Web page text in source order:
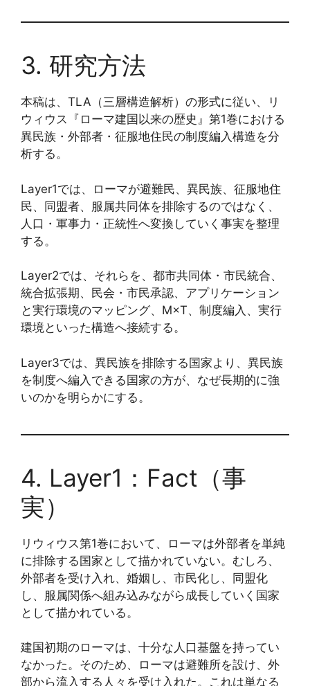
3. 研究方法
本稿は、TLA（三層構造解析）の形式に従い、リ
ウィウス『ローマ建国以来の歴史』第1巻における
異民族・外部者・征服地住民の制度編入構造を分
析する。
Layer1では、ローマが避難民、異民族、征服地住
民、同盟者、服属共同体を排除するのではなく、
人口・軍事力・正統性へ変換していく事実を整理
する。
Layer2では、それらを、都市共同体・市民統合、
統合拡張期、民会・市民承認、アプリケーション
と実行環境のマッピング、M×T、制度編入、実行
環境といった構造へ接続する。
Layer3では、異民族を排除する国家より、異民族
を制度へ編入できる国家の方が、なぜ長期的に強
いのかを明らかにする。
4. Layer1：Fact（事
実）
リウィウス第1巻において、ローマは外部者を単純
に排除する国家として描かれていない。むしろ、
外部者を受け入れ、婚姻し、市民化し、同盟化
し、服属関係へ組み込みながら成長していく国家
として描かれている。
建国初期のローマは、十分な人口基盤を持ってい
なかった。そのため、ローマは避難所を設け、外
部から流入する人々を受け入れた。これは単なる